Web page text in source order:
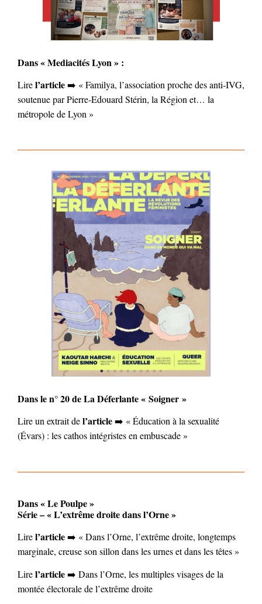
Dans « Mediacités Lyon » :
Lirel’article➡️ « Familya, l’association proche des anti‐IVG,
soutenue par Pierre‐Edouard Stérin, la Région et… la
métropole de Lyon »
Dans le n° 20 de La Déferlante « Soigner »
Lire un extrait del’article➡️ « Éducation à la sexualité
(Évars) : les cathos intégristes en embuscade »
Dans « Le Poulpe »
Série – « L’extrême droite dans l’Orne »
Lirel’article➡️ « Dans l’Orne, l’extrême droite, longtemps
marginale, creuse son sillon dans les urnes et dans les têtes »
Lirel’article➡️ Dans l’Orne, les multiples visages de la
montée électorale de l’extrême droite